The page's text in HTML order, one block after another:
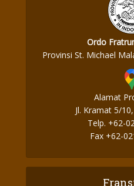
Ordo
Provinsi St. Michael
Alamat
Jl. Kramat 5/
Telp. +62-
Fax +62-